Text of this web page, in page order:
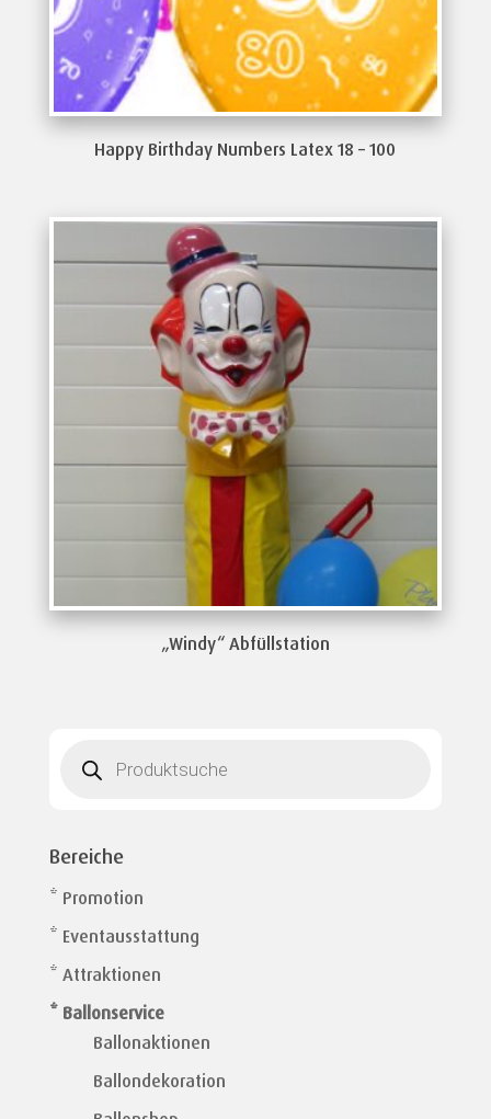
Happy Birthday Numbers Latex 18 – 100
„Windy“ Abfüllstation
search
Bereiche
* Promotion
* Eventausstattung
* Attraktionen
* Ballonservice
Ballonaktionen
Ballondekoration